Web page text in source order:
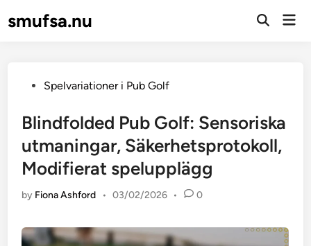
tosmufsa.nu
Open
PostedSpelvariationer i Pub Golf
Blindfolded Pub Golf: Sensoriska
utmaningar, Säkerhetsprotokoll,
Modifierat spelupplägg
by Fiona Ashford • 03/02/2026 • 0